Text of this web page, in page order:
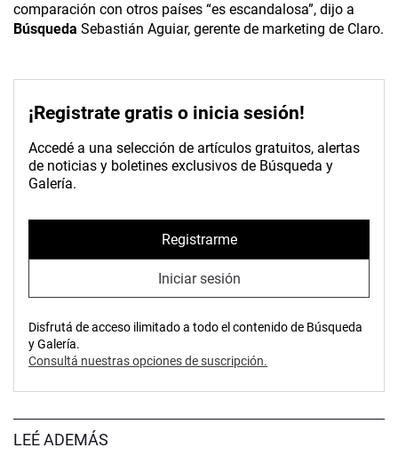
comparación con otros países “es escandalosa”, dijo a
Búsqueda Sebastián Aguiar, gerente de marketing de Claro.
¡Registrate gratis o inicia sesión!
Accedé a una selección de artículos gratuitos, alertas
de noticias y boletines exclusivos de Búsqueda y
Galería.
Registrarme
Iniciar sesión
Disfrutá de acceso ilimitado a todo el contenido de Búsqueda
y Galería.
Consultá nuestras opciones de suscripción.
LEÉ ADEMÁS